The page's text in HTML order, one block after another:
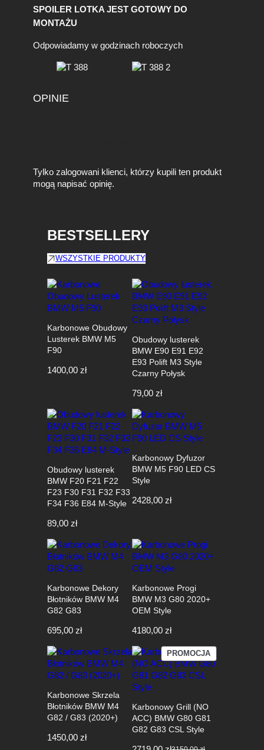
SPOILER LOTKA JEST GOTOWY DO
MONTAŻU
Odpowiadamy w godzinach roboczych
OPINIE
Tylko zalogowani klienci, którzy kupili ten produkt
mogą napisać opinię.
BESTSELLERY
WSZYSTKIE PRODUKTY
Karbonowe Obudowy
Lusterek BMW M5
F90
1400,00 zł
Obudowy lusterek
BMW E90 E91 E92
E93 Polift M3 Style
Czarny Połysk
79,00 zł
Obudowy lusterek
BMW F20 F21 F22
F23 F30 F31 F32 F33
F34 F36 E84 M-Style
89,00 zł
Karbonowy Dyfuzor
BMW M5 F90 LED CS
Style
2428,00 zł
Karbonowe Dekory
Błotników BMW M4
G82 G83
695,00 zł
Karbonowe Progi
BMW M3 G80 2020+
OEM Style
4180,00 zł
Karbonowe Skrzela
Błotników BMW M4
G82 / G83 (2020+)
1450,00 zł
PROMOCJAPRODUKT
W
Karbonowy Grill (NO
ACC) BMW G80 G81
G82 G83 CSL Style